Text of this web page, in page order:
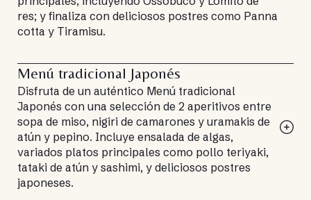
res; y finaliza con deliciosos postres como Panna
cotta y Tiramisu.
Menú tradicional Japonés
Disfruta de un auténtico Menú tradicional
Japonés con una selección de 2 aperitivos entre
sopa de miso, nigiri de camarones y uramakis de
atún y pepino. Incluye ensalada de algas,
variados platos principales como pollo teriyaki,
tataki de atún y sashimi, y deliciosos postres
japoneses.